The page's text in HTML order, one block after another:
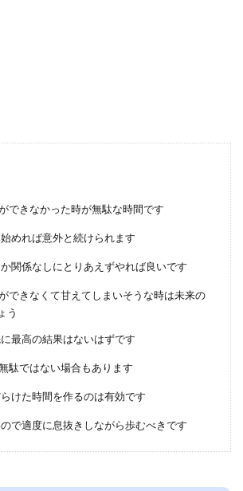
できなかった時が無駄な時間です
めれば意外と続けられます
関係なしにとりあえずやれば良いです
できなくて甘えてしまいそうな時は未来の
う
最高の結果はないはずです
駄ではない場合もあります
けた時間を作るのは有効です
で適度に息抜きしながら歩むべきです